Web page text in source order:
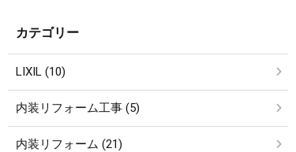
カテゴリー
LIXIL (10)
内装リフォーム工事 (5)
内装リフォーム (21)